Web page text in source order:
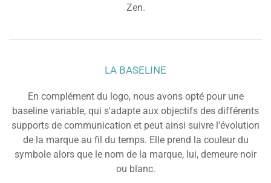
Zen.
LA BASELINE
En complément du logo, nous avons opté pour une
baseline variable, qui s'adapte aux objectifs des différents
supports de communication et peut ainsi suivre l'évolution
de la marque au fil du temps. Elle prend la couleur du
symbole alors que le nom de la marque, lui, demeure noir
ou blanc.